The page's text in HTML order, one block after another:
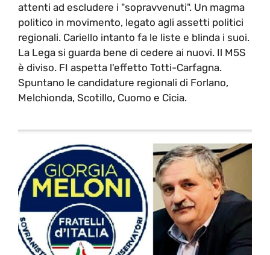
attenti ad escludere i "sopravvenuti". Un magma
politico in movimento, legato agli assetti politici
regionali. Cariello intanto fa le liste e blinda i suoi.
La Lega si guarda bene di cedere ai nuovi. Il M5S
è diviso. FI aspetta l'effetto Totti-Carfagna.
Spuntano le candidature regionali di Forlano,
Melchionda, Scotillo, Cuomo e Cicia.